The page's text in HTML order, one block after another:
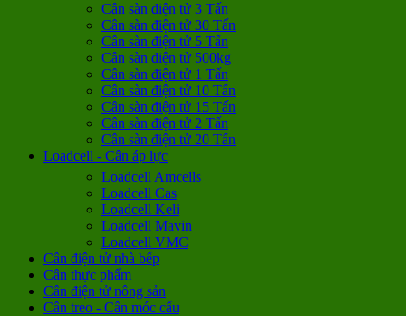
Cân sàn điện tử 3 Tấn
Cân sàn điện tử 30 Tấn
Cân sàn điện tử 5 Tấn
Cân sàn điện tử 500kg
Cân sàn điện tử 1 Tấn
Cân sàn điện tử 10 Tấn
Cân sàn điện tử 15 Tấn
Cân sàn điện tử 2 Tấn
Cân sàn điện tử 20 Tấn
Loadcell - Cân áp lực
Loadcell Amcells
Loadcell Cas
Loadcell Keli
Loadcell Mavin
Loadcell VMC
Cân điện tử nhà bếp
Cân thực phẩm
Cân điện tử nông sản
Cân treo - Cân móc cẩu